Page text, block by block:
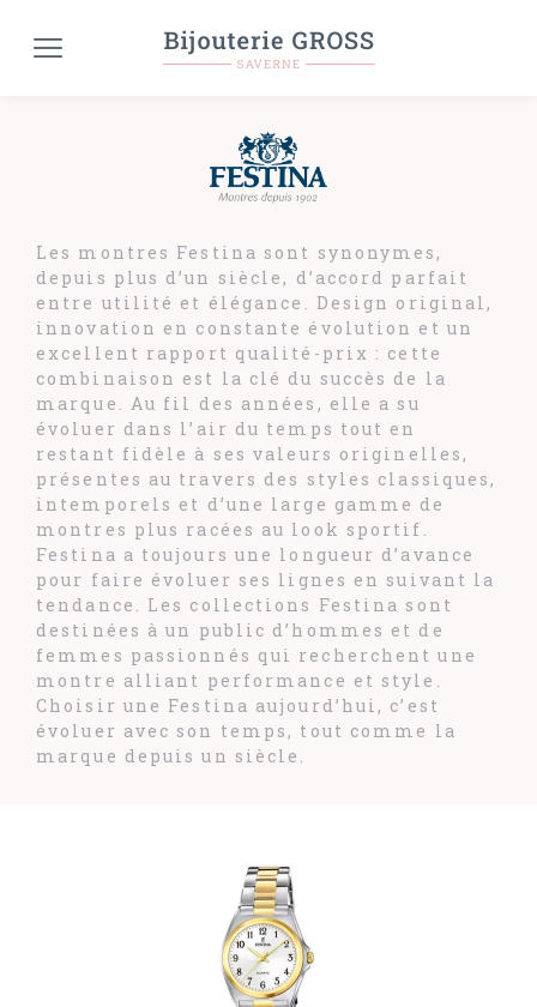
Les montres Festina sont synonymes,
depuis plus d’un siècle, d’accord parfait
entre utilité et élégance. Design original,
innovation en constante évolution et un
excellent rapport qualité-prix : cette
combinaison est la clé du succès de la
marque. Au fil des années, elle a su
évoluer dans l’air du temps tout en
restant fidèle à ses valeurs originelles,
présentes au travers des styles classiques,
intemporels et d’une large gamme de
montres plus racées au look sportif.
Festina a toujours une longueur d’avance
pour faire évoluer ses lignes en suivant la
tendance. Les collections Festina sont
destinées à un public d’hommes et de
femmes passionnés qui recherchent une
montre alliant performance et style.
Choisir une Festina aujourd’hui, c’est
évoluer avec son temps, tout comme la
marque depuis un siècle.